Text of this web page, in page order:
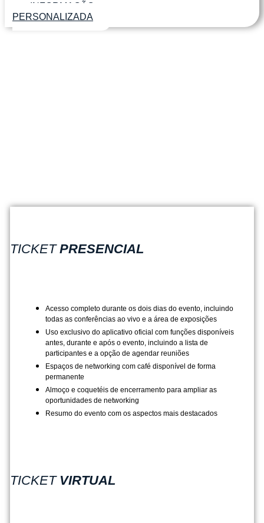
INFORMAÇÃO
PERSONALIZADA
TICKETPRESENCIAL
Acesso completo durante os dois dias do evento, incluindo
todas as conferências ao vivo e a área de exposições
Uso exclusivo do aplicativo oficial com funções disponíveis
antes, durante e após o evento, incluindo a lista de
participantes e a opção de agendar reuniões
Espaços de networking com café disponível de forma
permanente
Almoço e coquetéis de encerramento para ampliar as
oportunidades de networking
Resumo do evento com os aspectos mais destacados
TICKET VIRTUAL